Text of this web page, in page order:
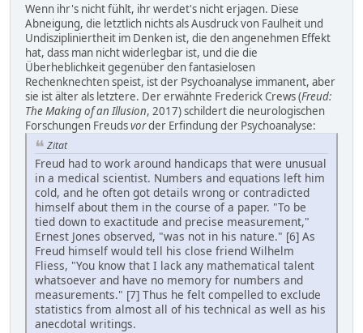
Wenn ihr's nicht fühlt, ihr werdet's nicht erjagen. Diese
Abneigung, die letztlich nichts als Ausdruck von Faulheit und
Undiszipliniertheit im Denken ist, die den angenehmen Effekt
hat, dass man nicht widerlegbar ist, und die die
Überheblichkeit gegenüber den fantasielosen
Rechenknechten speist, ist der Psychoanalyse immanent, aber
sie ist älter als letztere. Der erwähnte Frederick Crews (Freud:
The Making of an Illusion, 2017) schildert die neurologischen
Forschungen Freudsvorder Erfindung der Psychoanalyse:
Zitat
Freud had to work around handicaps that were unusual
in a medical scientist. Numbers and equations left him
cold, and he often got details wrong or contradicted
himself about them in the course of a paper. "To be
tied down to exactitude and precise measurement,"
Ernest Jones observed, "was not in his nature." [6] As
Freud himself would tell his close friend Wilhelm
Fliess, "You know that I lack any mathematical talent
whatsoever and have no memory for numbers and
measurements." [7] Thus he felt compelled to exclude
statistics from almost all of his technical as well as his
anecdotal writings.